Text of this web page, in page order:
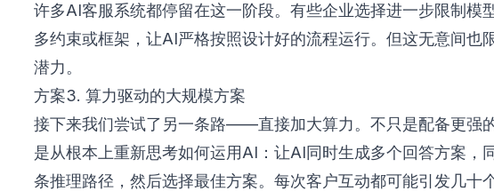
许多AI客服系统都停留在这一阶段。有些企业选择进一步限制模
多约束或框架，让AI严格按照设计好的流程运行。但这无意间也
潜力。
方案3. 算力驱动的大规模方案
接下来我们尝试了另一条路——直接加大算力。不只是配备更强
是从根本上重新思考如何运用AI：让AI同时生成多个回答方案，
条推理路径，然后选择最佳方案。每次客户互动都可能引发几十